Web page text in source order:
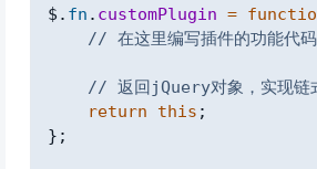
$ . fn . customPlugin =
// 在这里编写插件的功能代码
// 返回jQuery对象，实现链
return
this ;
} ;